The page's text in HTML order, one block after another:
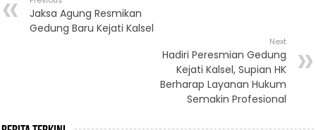
Jaksa Agung Resmikan
Gedung Baru Kejati Kalsel
Next
Hadiri Peresmian Gedung
Kejati Kalsel, Supian HK
Berharap Layanan Hukum
Semakin Profesional